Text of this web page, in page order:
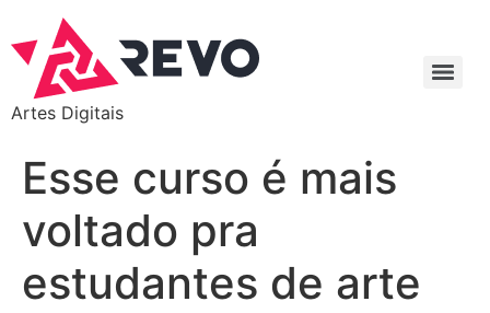
Artes Digitais
Esse curso é mais
voltado pra
estudantes de arte